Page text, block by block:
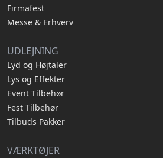
Firmafest
Messe & Erhverv
UDLEJNING
Lyd og Højtaler
Lys og Effekter
Event Tilbehør
Fest Tilbehør
Tilbuds Pakker
VÆRKTØJER